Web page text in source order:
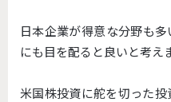
日本企業が得意な分野も
にも目を配ると良いと考え
米国株投資に舵を切った